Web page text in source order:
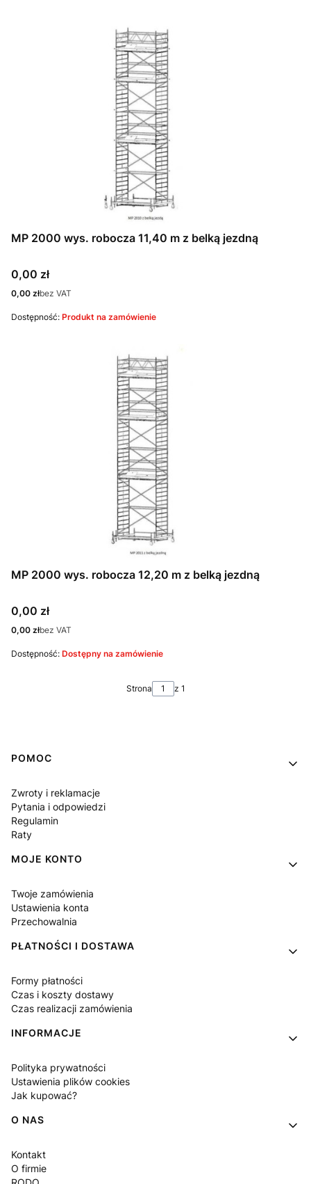
MP 2000 wys. robocza 11,40 m z belką jezdną
Cena
0,00 zł
Cena
0,00 złbez VAT
Dostępność: Produkt na zamówienie
MP 2000 wys. robocza 12,20 m z belką jezdną
Cena
0,00 zł
Cena
0,00 złbez VAT
Dostępność: Dostępny na zamówienie
Strona z 1
Linki w stopce
POMOC
Zwroty i reklamacje
Pytania i odpowiedzi
Regulamin
Raty
MOJE KONTO
Twoje zamówienia
Ustawienia konta
Przechowalnia
PŁATNOŚCI I DOSTAWA
Formy płatności
Czas i koszty dostawy
Czas realizacji zamówienia
INFORMACJE
Polityka prywatności
Ustawienia plików cookies
Jak kupować?
O NAS
Kontakt
O firmie